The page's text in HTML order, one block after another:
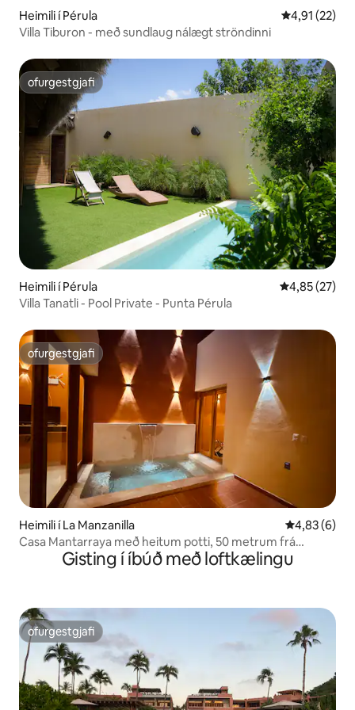
Heimili í Pérula 4,91 af 5 í
4,91 (22)
Villa Tiburon - með sundlaug nálægt ströndinni
ofurgestgjafi
ofurgestgjafi
Heimili í Pérula 4,85 af 5 í
4,85 (27)
Villa Tanatli - Pool Private - Punta Pérula
ofurgestgjafi
ofurgestgjafi
Heimili í La Manzanilla 4,83 af 5 í
4,83 (6)
Casa Mantarraya með heitum potti, 50 metrum frá
ströndinniGisting í íbúð með loftkælingu
ofurgestgjafi
ofurgestgjafi